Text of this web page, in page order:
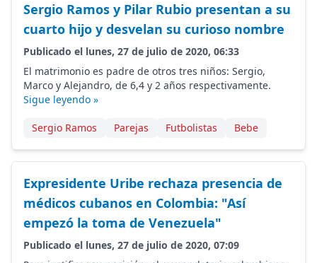
Sergio Ramos y Pilar Rubio presentan a su
cuarto hijo y desvelan su curioso nombre
Publicado el lunes, 27 de julio de 2020, 06:33
El matrimonio es padre de otros tres niños: Sergio,
Marco y Alejandro, de 6,4 y 2 años respectivamente.
Sigue leyendo »
Sergio Ramos Parejas Futbolistas Bebe
Expresidente Uribe rechaza presencia de
médicos cubanos en Colombia: "Así
empezó la toma de Venezuela"
Publicado el lunes, 27 de julio de 2020, 07:09